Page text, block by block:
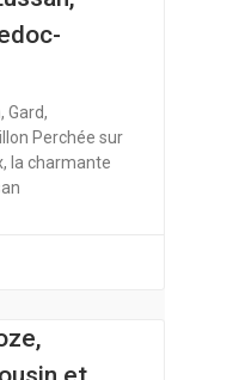
Gard,
Perchée sur
la charmante